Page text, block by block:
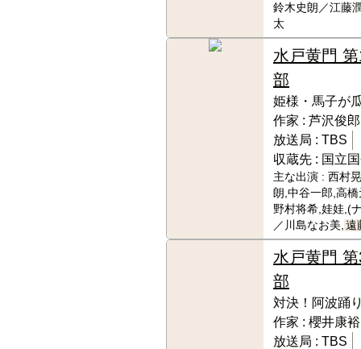
鈴木史朗／江藤
太
水戸黄門
部
姫様・馬子が
作家 : 芦沢俊郎
放送局 : TBS
収蔵先 : 国立
主な出演 : 西村
朗,中谷一郎,高
野村将希,娃娃,(
／川島なお美, 遠
水戸黄門
部
対決！阿波踊
作家 : 櫻井康裕
放送局 : TBS